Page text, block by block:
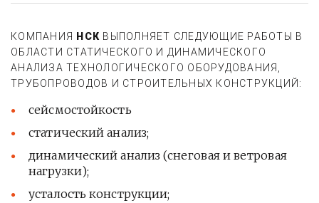
КОМПАНИЯ НСК ВЫПОЛНЯЕТ СЛЕДУЮЩИЕ РАБОТЫ В
ОБЛАСТИ СТАТИЧЕСКОГО И ДИНАМИЧЕСКОГО
АНАЛИЗА ТЕХНОЛОГИЧЕСКОГО ОБОРУДОВАНИЯ,
ТРУБОПРОВОДОВ И СТРОИТЕЛЬНЫХ КОНСТРУКЦИЙ:
сейсмостойкость
статический анализ;
динамический анализ (снеговая и ветровая
нагрузки);
усталость конструкции;